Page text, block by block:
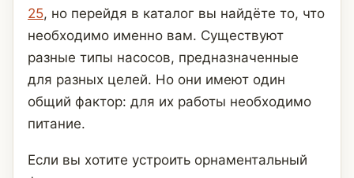
25, но перейдя в каталог вы найдёте то, что
необходимо именно вам. Существуют
разные типы насосов, предназначенные
для разных целей. Но они имеют один
общий фактор: для их работы необходимо
питание.
Если вы хотите устроить орнаментальный